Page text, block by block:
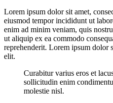
Lorem ipsum dolor sit amet,
eiusmod tempor incididunt ut
enim ad minim veniam, quis
ut aliquip ex ea commodo
reprehenderit. Lorem ipsum dolor
elit.
Curabitur varius eros et
sollicitudin enim
molestie nisl.